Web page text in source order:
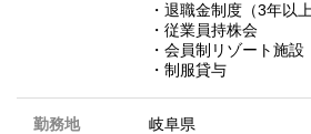
・退職金制度（3年以
・従業員持株会
・会員制リゾート施設
・制服貸与
勤務地
岐阜県